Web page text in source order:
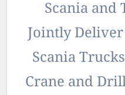
Scania and
Jointly
Scania
Crane and